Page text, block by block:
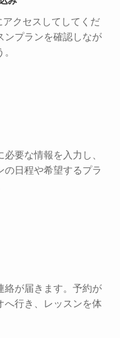
クセスしてしてくだ
ンプランを確認しなが
要な情報を入力し、
の日程や希望するプラ
絡が届きます。予約が
へ行き、レッスンを体